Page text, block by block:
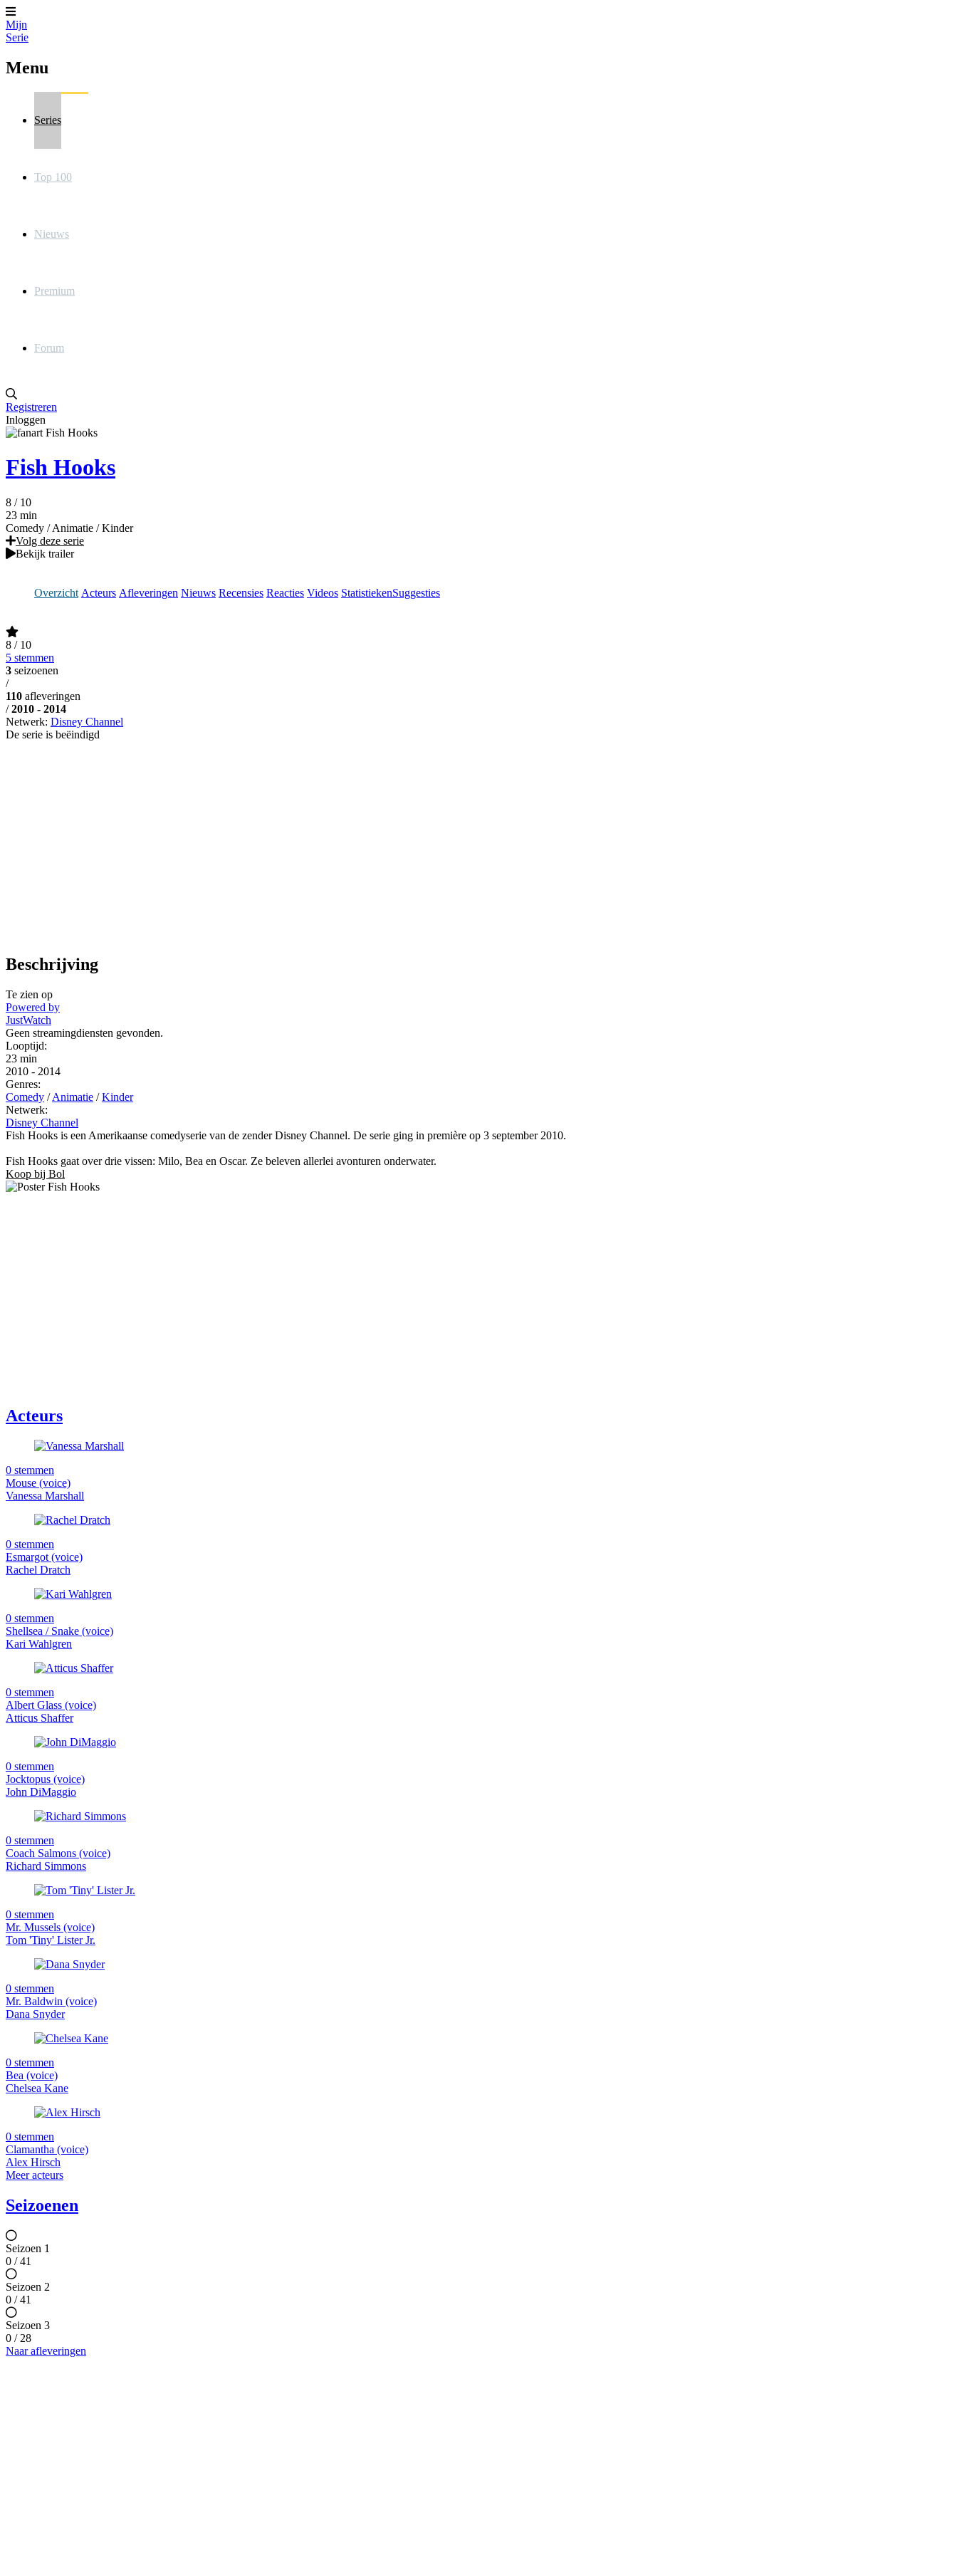
Mijn
Serie
Menu
Series
Top 100
Nieuws
Premium
Forum
Registreren
Inloggen
Fish Hooks
8 / 10
23 min
Comedy / Animatie / Kinder
Volg deze serie
Bekijk trailer
Overzicht Acteurs Afleveringen Nieuws Recensies Reacties Videos StatistiekenSuggesties
8 / 10
5 stemmen
3 seizoenen
/
110 afleveringen
/ 2010 - 2014
Netwerk: Disney Channel
De serie is beëindigd
Beschrijving
Te zien op
Powered by
JustWatch
Geen streamingdiensten gevonden.
Looptijd:
23 min
2010 - 2014
Genres:
Comedy / Animatie / Kinder
Netwerk:
Disney Channel
Fish Hooks is een Amerikaanse comedyserie van de zender Disney Channel. De serie ging in première op 3 september 2010.
Fish Hooks gaat over drie vissen: Milo, Bea en Oscar. Ze beleven allerlei avonturen onderwater.
Koop bij Bol
Acteurs
0 stemmen
Mouse (voice)
Vanessa Marshall
0 stemmen
Esmargot (voice)
Rachel Dratch
0 stemmen
Shellsea / Snake (voice)
Kari Wahlgren
0 stemmen
Albert Glass (voice)
Atticus Shaffer
0 stemmen
Jocktopus (voice)
John DiMaggio
0 stemmen
Coach Salmons (voice)
Richard Simmons
0 stemmen
Mr. Mussels (voice)
Tom 'Tiny' Lister Jr.
0 stemmen
Mr. Baldwin (voice)
Dana Snyder
0 stemmen
Bea (voice)
Chelsea Kane
0 stemmen
Clamantha (voice)
Alex Hirsch
Meer acteurs
Seizoenen
Seizoen 1
0 / 41
Seizoen 2
0 / 41
Seizoen 3
0 / 28
Naar afleveringen